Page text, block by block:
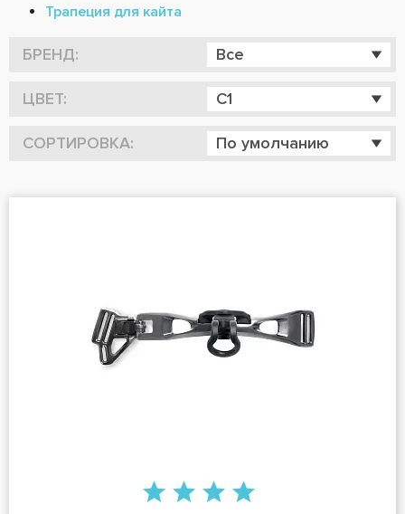
Трапеция для кайта
БРЕНД: Все
ЦВЕТ: C1
СОРТИРОВКА: По умолчанию